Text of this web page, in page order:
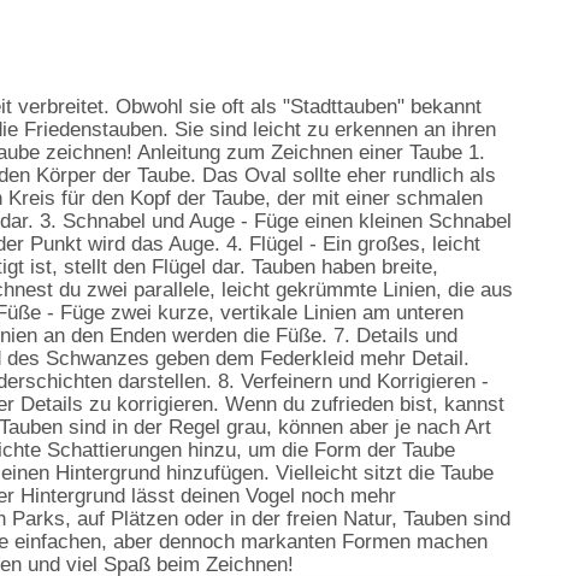
verbreitet. Obwohl sie oft als "Stadttauben" bekannt
Friedenstauben. Sie sind leicht zu erkennen an ihren
zeichnen! Anleitung zum Zeichnen einer Taube 1.
Körper der Taube. Das Oval sollte eher rundlich als
für den Kopf der Taube, der mit einer schmalen
3. Schnabel und Auge - Füge einen kleinen Schnabel
Punkt wird das Auge. 4. Flügel - Ein großes, leicht
ist, stellt den Flügel dar. Tauben haben breite,
du zwei parallele, leicht gekrümmte Linien, die aus
- Füge zwei kurze, vertikale Linien am unteren
an den Enden werden die Füße. 7. Details und
Schwanzes geben dem Federkleid mehr Detail.
darstellen. 8. Verfeinern und Korrigieren -
Details zu korrigieren. Wenn du zufrieden bist, kannst
sind in der Regel grau, können aber je nach Art
Schattierungen hinzu, um die Form der Taube
Hintergrund hinzufügen. Vielleicht sitzt die Taube
Hintergrund lässt deinen Vogel noch mehr
auf Plätzen oder in der freien Natur, Tauben sind
aber dennoch markanten Formen machen
und viel Spaß beim Zeichnen!